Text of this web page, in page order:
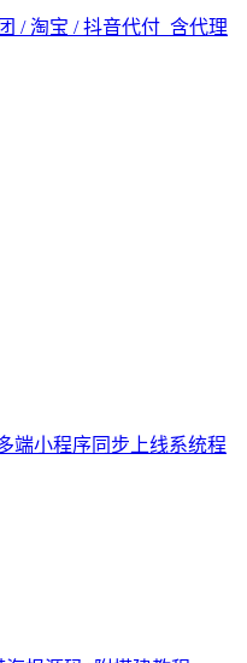
/ 淘宝 / 抖音代付_含代理
端小程序同步上线系统程